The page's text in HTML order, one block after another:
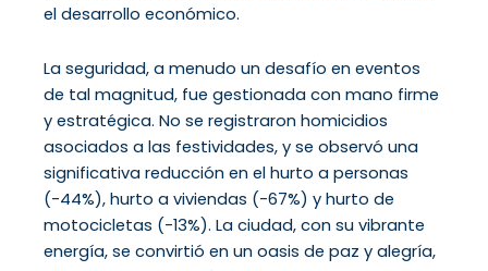
el desarrollo económico.
La seguridad, a menudo un desafío en eventos
de tal magnitud, fue gestionada con mano firme
y estratégica. No se registraron homicidios
asociados a las festividades, y se observó una
significativa reducción en el hurto a personas
(-44%), hurto a viviendas (-67%) y hurto de
motocicletas (-13%). La ciudad, con su vibrante
energía, se convirtió en un oasis de paz y alegría,